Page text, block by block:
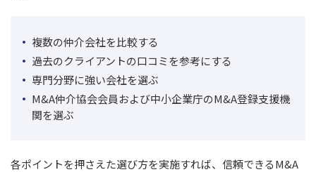
複数の仲介会社を比較する
過去のクライアントの口コミを参考にする
専門分野に強い会社を選ぶ
M&A仲介協会会員および中小企業庁のM&A登録支援機
関を選ぶ
各ポイントを押さえた選び方を実施すれば、信頼できるM&A